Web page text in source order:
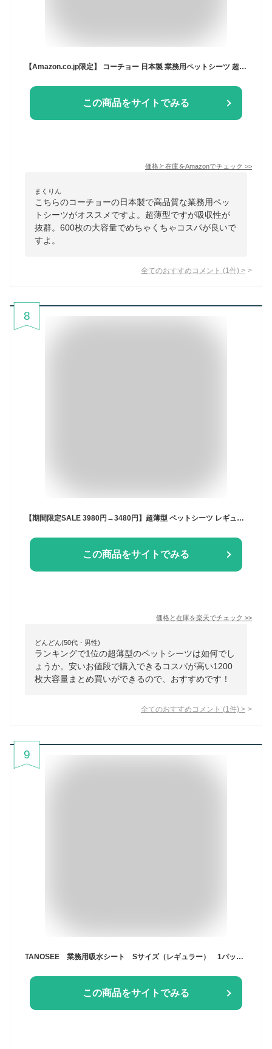
【Amazon.co.jp限定】 コーチョー 日本製 業務用ペットシーツ 超薄型 レギュラー 600枚 (200枚入り×3袋）
この商品をサイトでみる
価格と在庫をAmazonでチェック >>
まくりん
こちらのコーチョーの日本製で高品質な業務用ペッ
トシーツがオススメですよ。超薄型ですが吸収性が
抜群。600枚の大容量でめちゃくちゃコスパが良いで
すよ。
全てのおすすめコメント (1 件) >
8
【期間限定SALE 3980円→3480円】超薄型 ペットシーツ レギュラー 1200枚 800枚 ワイド 600枚 400枚 スーパーワイド 300枚 200枚 トイレシーツ 大容量 まとめ買い 業務用 ペット用 ペットシート トイレシート 犬 猫 ペット用シーツ おしっこシート 送料無料
この商品をサイトでみる
価格と在庫を楽天でチェック >>
どんどん(50代・男性)
ランキングで1位の超薄型のペットシーツは如何でし
ょうか。安いお値段で購入できるコスパが高い1200
枚大容量まとめ買いができるので、おすすめです！
全てのおすすめコメント (1 件) >
9
TANOSEE 業務用吸水シート Sサイズ（レギュラー） 1パック（100枚）
この商品をサイトでみる